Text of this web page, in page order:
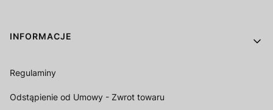
Linki w stopce
INFORMACJE
Regulaminy
Odstąpienie od Umowy - Zwrot towaru